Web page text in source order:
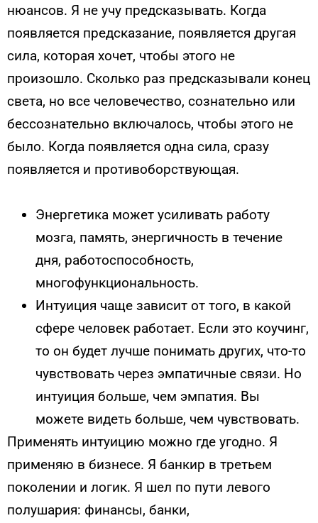
нюансов. Я не учу предсказывать. Когда
появляется предсказание, появляется другая
сила, которая хочет, чтобы этого не
произошло. Сколько раз предсказывали конец
света, но все человечество, сознательно или
бессознательно включалось, чтобы этого не
было. Когда появляется одна сила, сразу
появляется и противоборствующая.
Энергетика может усиливать работу
мозга, память, энергичность в течение
дня, работоспособность,
многофункциональность.
Интуиция чаще зависит от того, в какой
сфере человек работает. Если это коучинг,
то он будет лучше понимать других, что-то
чувствовать через эмпатичные связи. Но
интуиция больше, чем эмпатия. Вы
можете видеть больше, чем чувствовать.
Применять интуицию можно где угодно. Я
применяю в бизнесе. Я банкир в третьем
поколении и логик. Я шел по пути левого
полушария: финансы, банки,